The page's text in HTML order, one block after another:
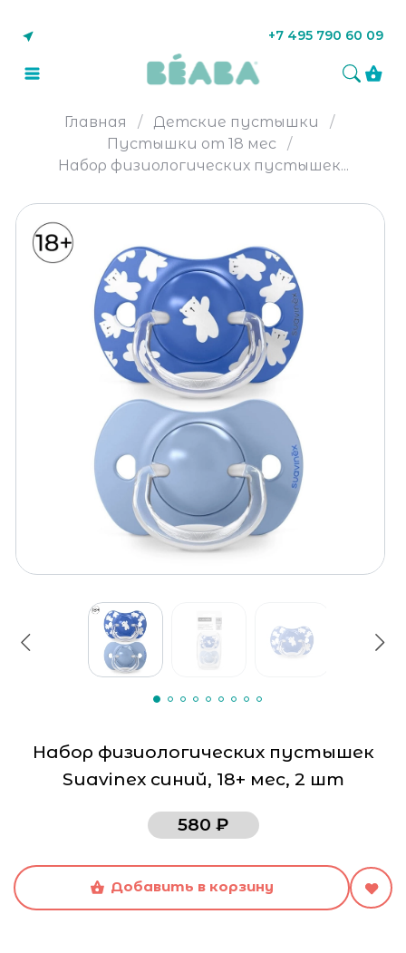
+7 495 790 60 09
Главная
Детские пустышки
Пустышки от 18 мес
Набор физиологических пустышек...
Набор физиологических пустышек
Suavinex синий, 18+ мес, 2 шт
580 ₽
Добавить в корзину